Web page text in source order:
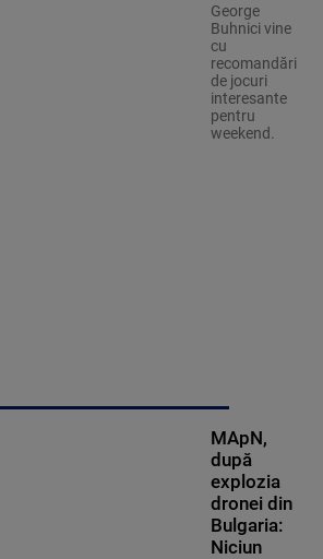
George
Buhnici vine
cu
recomandări
de jocuri
interesante
pentru
weekend.
MApN,
după
explozia
dronei din
Bulgaria:
Niciun